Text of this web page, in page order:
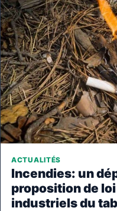
ACTUALITÉS
Incendies: un
proposition de
industriels du